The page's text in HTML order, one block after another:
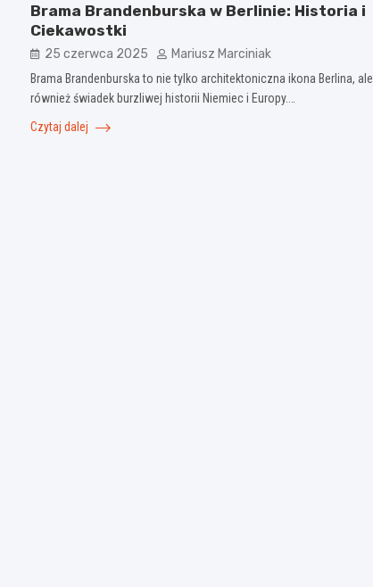
Brama Brandenburska w Berlinie: Historia i
Ciekawostki
25 czerwca 2025 Mariusz Marciniak
Brama Brandenburska to nie tylko architektoniczna ikona Berlina, ale
również świadek burzliwej historii Niemiec i Europy.…
Czytaj dalej